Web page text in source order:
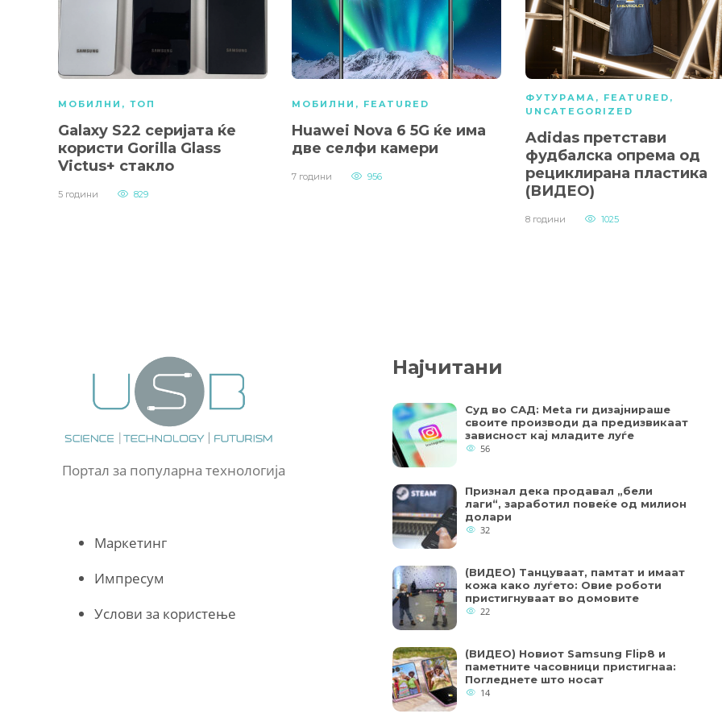
МОБИЛНИ , ТОП
Galaxy S22 серијата ќе
користи Gorilla Glass
Victus+ стакло
5 години 829
МОБИЛНИ , FEATURED
Huawei Nova 6 5G ќе има
две селфи камери
7 години 956
ФУТУРАМА , FEATURED ,
UNCATEGORIZED
Adidas претстави
фудбалска опрема од
рециклирана пластика
(ВИДЕО)
8 години 1025
Портал за популарна технологија
Маркетинг
Импресум
Услови за користење
Најчитани
Суд во САД: Meta ги дизајнираше
своите производи да предизвикаат
зависност кај младите луѓе
56
Признал дека продавал „бели
лаги“, заработил повеќе од милион
долари
32
(ВИДЕО) Танцуваат, памтат и имаат
кожа како луѓето: Овие роботи
пристигнуваат во домовите
22
(ВИДЕО) Новиот Samsung Flip8 и
паметните часовници пристигнаа:
Погледнете што носат
14